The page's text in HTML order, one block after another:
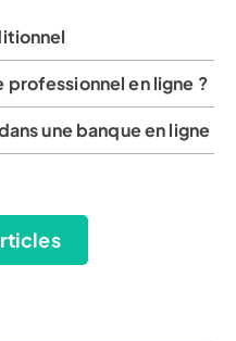
en ligne ?
une banque en ligne